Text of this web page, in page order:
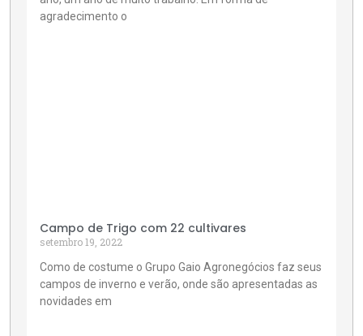
agradecimento o
Campo de Trigo com 22 cultivares
setembro 19, 2022
Como de costume o Grupo Gaio Agronegócios faz seus
campos de inverno e verão, onde são apresentadas as
novidades em